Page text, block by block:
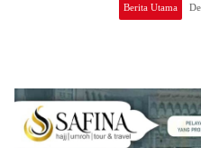
Berita Utama